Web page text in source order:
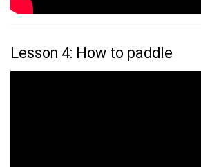
Lesson 4: How to paddle